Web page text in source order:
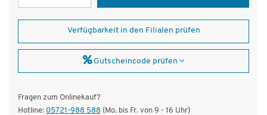
Verfügbarkeit in den Filialen prüfen
Gutscheincode prüfen
Fragen zum Onlinekauf?
Hotline: 05721-988 588 (Mo. bis Fr. von 9 - 16 Uhr)